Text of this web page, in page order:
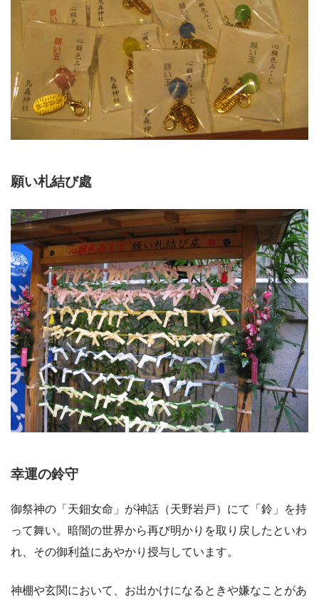
願い札結び處
幸運の鈴守
御祭神の「天鈿女命」が神話（天野岩戸）にて「鈴」を持
って舞い。暗闇の世界から再び明かりを取り戻したといわ
れ、その御利益にあやかり授与しています。
神棚や玄関において、お出かけになるときや嫌なことがあ